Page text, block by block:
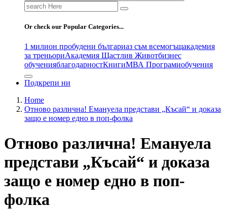
Search
for:
Or check our Popular Categories...
1 милион пробудени българиаз съм всемогъщакадемия
за треньориАкадемия Щастлив Животбизнес
обученияблагодарностКнигиМВА Програмиобучения
Подкрепи ни
Home
Отново различна! Емануела представи „Късай“ и доказа
защо е номер едно в поп-фолка
Отново различна! Емануела
представи „Късай“ и доказа
защо е номер едно в поп-
фолка